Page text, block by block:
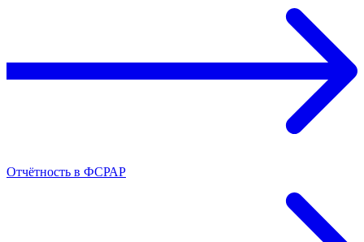
Отчётность в ФСРАР